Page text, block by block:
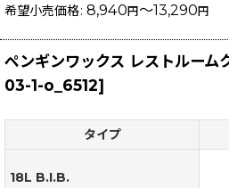
希望小売価格: 8,940 円 ～13,290 円
ペンギンワックス レストルーム
03-1-o_6512]
タイプ
18L B.I.B.